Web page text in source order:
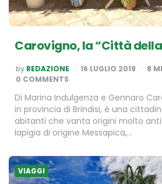
Carovigno, la “Città della
POSTED
BY
by REDAZIONE 16 LUGLIO 2019 8
0 COMMENTS
Di Marina Indulgenza e Gennaro
in provincia di Brindisi, è una
abitanti che vanta origini molto
Iapigia di origine Messapica,…
VIAGGI